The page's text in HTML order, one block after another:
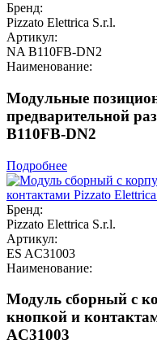
Бренд:
Pizzato Elettrica S.r.l.
Артикул:
NA B110FB-DN2
Наименование:
Модульные
предварительной
B110FB-DN2
Подробнее
Бренд:
Pizzato Elettrica S.r.l.
Артикул:
ES AC31003
Наименование:
Модуль сборный с
кнопкой и
AC31003